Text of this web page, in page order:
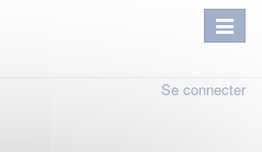
Se connecter